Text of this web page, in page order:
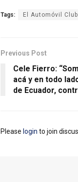
Tags: El Automóvil
Previous Post
Cele Fierro:
acá y en todo
de Ecuador,
Please login to join